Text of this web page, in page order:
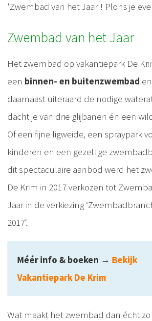
'Zwembad van het Jaar'! Plons je
Zwembad van het Jaar
Het zwembad op vakantiepark De
een binnen- en buitenzwembad
daarnaast uiteraard de nodige
dacht je van drie glijbanen én een
Of een fijne ligweide, een spraypark
kinderen en een gezellige
dit spectaculaire aanbod werd het
De Krim in 2017 verkozen tot
Jaar in de verkiezing
2017’.
Méér info & boeken → Bekijk
Vakantiepark De Krim
Wat maakt het zwembad dan écht